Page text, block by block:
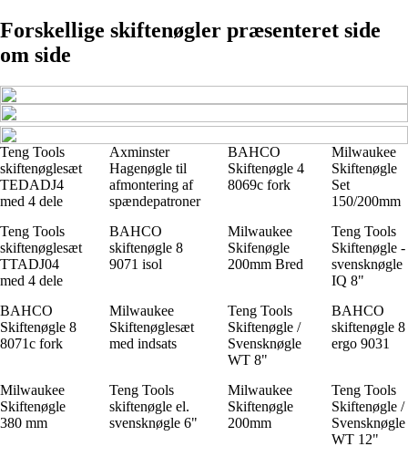
Forskellige skiftenøgler præsenteret side
om side
Teng Tools
skiftenøglesæt
TEDADJ4
med 4 dele
Axminster
Hagenøgle til
afmontering af
spændepatroner
BAHCO
Skiftenøgle 4
8069c fork
Milwaukee
Skiftenøgle
Set
150/200mm
Teng Tools
skiftenøglesæt
TTADJ04
med 4 dele
BAHCO
skiftenøgle 8
9071 isol
Milwaukee
Skifenøgle
200mm Bred
Teng Tools
Skiftenøgle -
svensknøgle
IQ 8"
BAHCO
Skiftenøgle 8
8071c fork
Milwaukee
Skiftenøglesæt
med indsats
Teng Tools
Skiftenøgle /
Svensknøgle
WT 8"
BAHCO
skiftenøgle 8
ergo 9031
Milwaukee
Skiftenøgle
380 mm
Teng Tools
skiftenøgle el.
svensknøgle 6"
Milwaukee
Skiftenøgle
200mm
Teng Tools
Skiftenøgle /
Svensknøgle
WT 12"